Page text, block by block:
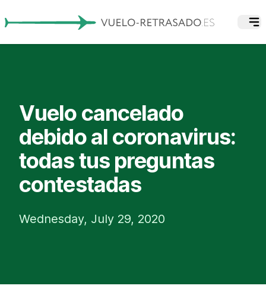
Vuelo cancelado
debido al coronavirus:
todas tus preguntas
contestadas
Wednesday, July 29, 2020